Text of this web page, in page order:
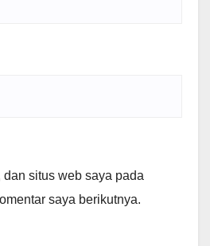
situs web saya pada
saya berikutnya.